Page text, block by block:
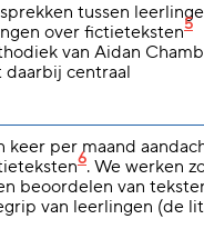
tussen
over fictieteksten5
van Aidan
daarbij centraal
per maand
6. We werken
beoordelen van
van leerlingen (de